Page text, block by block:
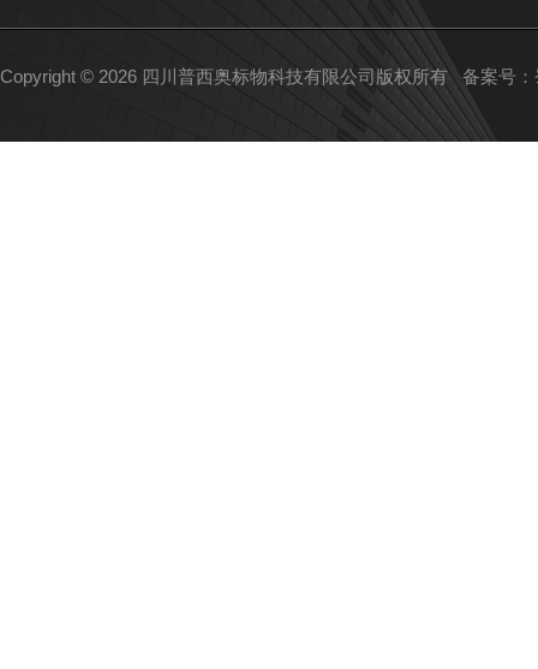
Copyright © 2026 四川普西奥标物科技有限公司版权所有 备案号：